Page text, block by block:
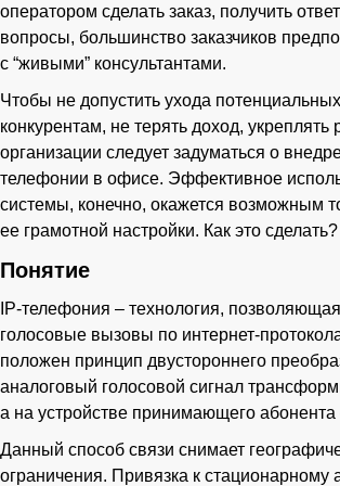
оператором сделать заказ, получить
вопросы, большинство заказчиков
с “живыми” консультантами.
Чтобы не допустить ухода
конкурентам, не терять доход, укреплять
организации следует задуматься о
телефонии в офисе. Эффективное
системы, конечно, окажется возможным
ее грамотной настройки. Как это сделать?
Понятие
IP-телефония – технология,
голосовые вызовы по интернет-
положен принцип двустороннего
аналоговый голосовой сигнал
а на устройстве принимающего абонента
Данный способ связи снимает
ограничения. Привязка к стационарному